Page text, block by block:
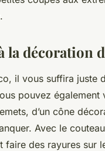
la décoration
il vous suffira juste
pouvez également
d’un cône
Avec le
faire des rayures sur